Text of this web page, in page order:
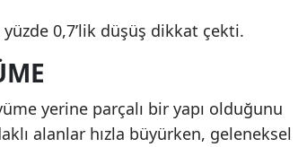
0,7’lik düşüş dikkat çekti.
yerine parçalı bir yapı olduğunu
alanlar hızla büyürken, geleneksel